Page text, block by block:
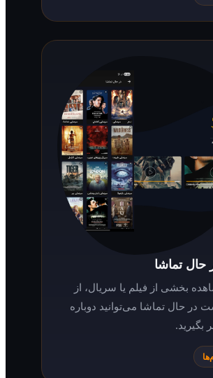
فیلم یا سریال، از
می‌توانید دوباره